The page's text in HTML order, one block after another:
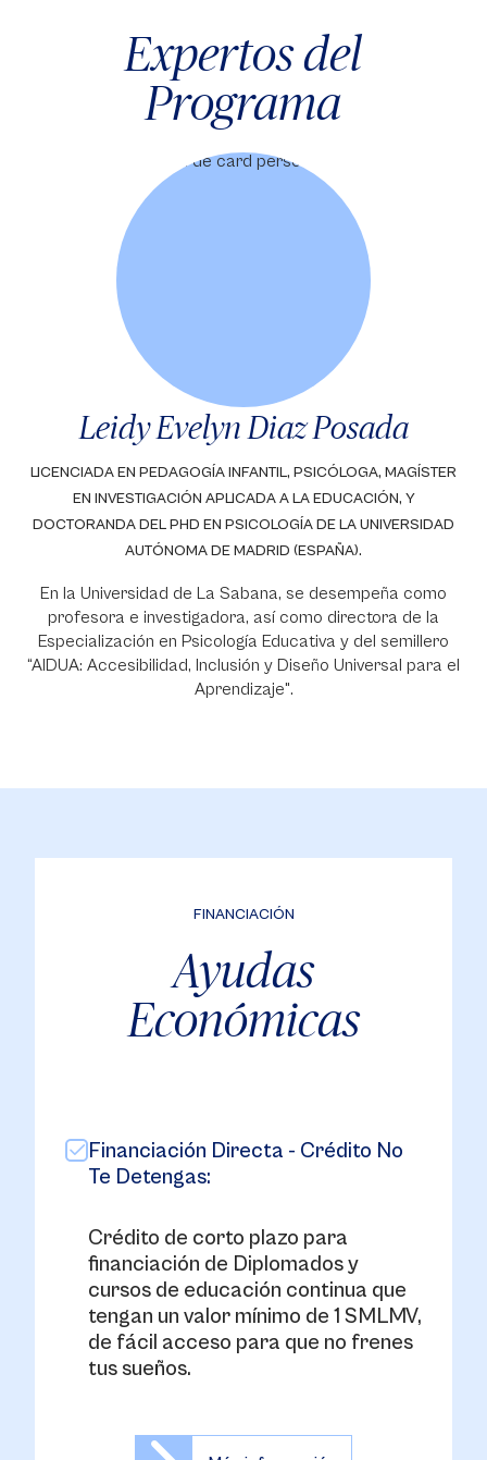
Expertos del
Programa
Leidy Evelyn Diaz Posada
LICENCIADA EN PEDAGOGÍA INFANTIL, PSICÓLOGA, MAGÍSTER
EN INVESTIGACIÓN APLICADA A LA EDUCACIÓN, Y
DOCTORANDA DEL PHD EN PSICOLOGÍA DE LA UNIVERSIDAD
AUTÓNOMA DE MADRID (ESPAÑA).
En la Universidad de La Sabana, se desempeña como
profesora e investigadora, así como directora de la
Especialización en Psicología Educativa y del semillero
“AIDUA: Accesibilidad, Inclusión y Diseño Universal para el
Aprendizaje".
FINANCIACIÓN
Ayudas
Económicas
Financiación Directa - Crédito No
Te Detengas:
Crédito de corto plazo para
financiación de Diplomados y
cursos de educación continua que
tengan un valor mínimo de 1 SMLMV,
de fácil acceso para que no frenes
tus sueños.